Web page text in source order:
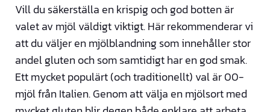
Vill du säkerställa en krispig och god botten är
valet av mjöl väldigt viktigt. Här rekommenderar vi
att du väljer en mjölblandning som innehåller stor
andel gluten och som samtidigt har en god smak.
Ett mycket populärt (och traditionellt) val är 00-
mjöl från Italien. Genom att välja en mjölsort med